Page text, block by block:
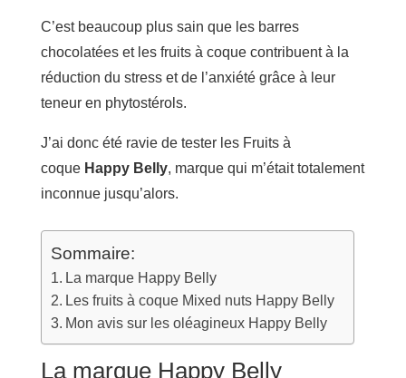
C’est beaucoup plus sain que les barres
chocolatées et les fruits à coque contribuent à la
réduction du stress et de l’anxiété grâce à leur
teneur en phytostérols.
J’ai donc été ravie de tester les Fruits à
coque Happy Belly, marque qui m’était totalement
inconnue jusqu’alors.
Sommaire:
La marque Happy Belly
Les fruits à coque Mixed nuts Happy Belly
Mon avis sur les oléagineux Happy Belly
La marque Happy Belly